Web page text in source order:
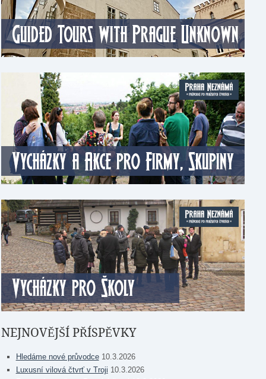
NEJNOVĚJŠÍ PŘÍSPĚVKY
Hledáme nové průvodce 10.3.2026
Luxusní vilová čtvrť v Troji 10.3.2026